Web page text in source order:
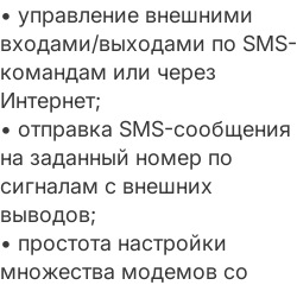
• управление внешними
входами/выходами по SMS-
командам или через
Интернет;
• отправка SMS-сообщения
на заданный номер по
сигналам с внешних
выводов;
• простота настройки
множества модемов со